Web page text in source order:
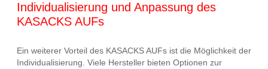
Individualisierung und Anpassung des
KASACKS AUFs
Ein weiterer Vorteil des KASACKS AUFs ist die Möglichkeit der
Individualisierung. Viele Hersteller bieten Optionen zur